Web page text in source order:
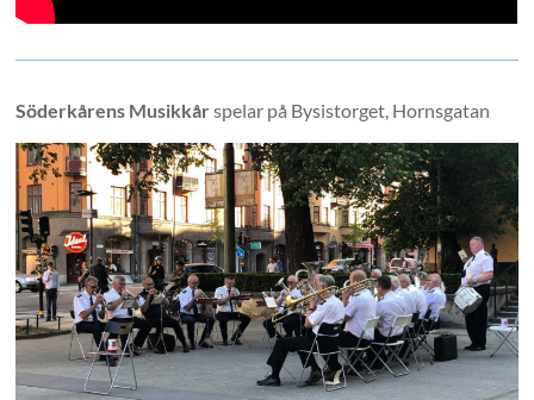
Söderkårens Musikkårspelar på Bysistorget, Hornsgatan